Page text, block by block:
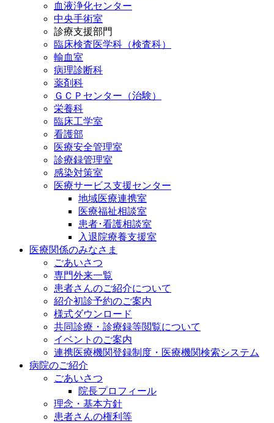
血液浄化センター
中央手術室
診療支援部門
臨床検査医学科（検査科）
輸血室
病理診断科
薬剤科
ＧＣＰセンター（治験）
栄養科
臨床工学室
看護部
医療安全管理室
診療録管理室
感染対策室
医療サービス支援センター
地域医療連携室
医療福祉相談室
患者･看護相談室
入退院療養支援室
医療関係のみなさま
ごあいさつ
専門外来一覧
患者さんのご紹介について
紹介初診予約のご案内
様式ダウンロード
共同診療・診療録等閲覧について
イベントのご案内
連携医療機関登録制度・医療機関検索システム
病院のご紹介
ごあいさつ
院長プロフィール
理念・基本方針
患者さんの権利等